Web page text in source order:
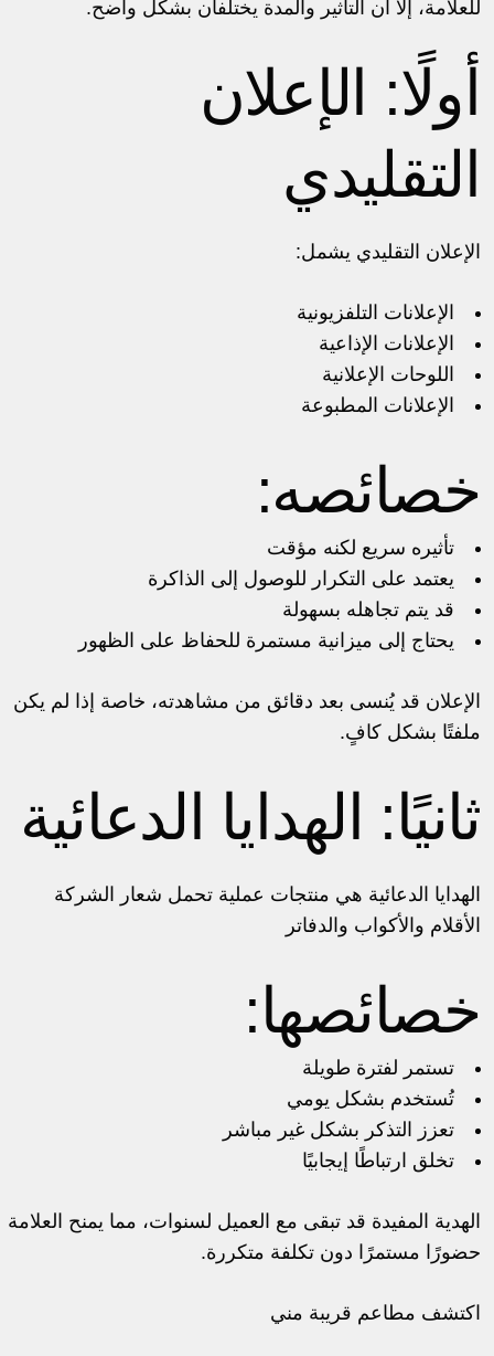
للعلامة، إلا أن التأثير والمدة يختلفان بشكل واضح.
أولًا: الإعلان
التقليدي
الإعلان التقليدي يشمل:
الإعلانات التلفزيونية
الإعلانات الإذاعية
اللوحات الإعلانية
الإعلانات المطبوعة
خصائصه:
تأثيره سريع لكنه مؤقت
يعتمد على التكرار للوصول إلى الذاكرة
قد يتم تجاهله بسهولة
يحتاج إلى ميزانية مستمرة للحفاظ على الظهور
الإعلان قد يُنسى بعد دقائق من مشاهدته، خاصة إذا لم يكن
ملفتًا بشكل كافٍ.
ثانيًا: الهدايا الدعائية
الهدايا الدعائية هي منتجات عملية تحمل شعار الشركة
الأقلام والأكواب والدفاتر
خصائصها:
تستمر لفترة طويلة
تُستخدم بشكل يومي
تعزز التذكر بشكل غير مباشر
تخلق ارتباطًا إيجابيًا
الهدية المفيدة قد تبقى مع العميل لسنوات، مما يمنح العلامة
حضورًا مستمرًا دون تكلفة متكررة.
اكتشف مطاعم قريبة مني